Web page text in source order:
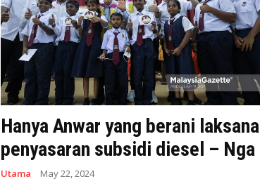
Hanya Anwar yang berani laksana
penyasaran subsidi diesel – Nga
Utama May 22, 2024